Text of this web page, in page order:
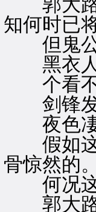
郭大路
知何时已
但鬼公
黑衣人
个看不
剑锋发
夜色凄
假如这
骨惊然的。
何况这
郭大路